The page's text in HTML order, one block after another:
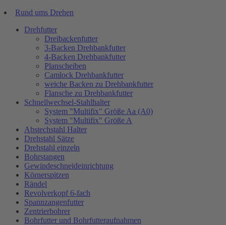
Rund ums Drehen
Drehfutter
Dreibackenfutter
3-Backen Drehbankfutter
4-Backen Drehbankfutter
Planscheiben
Camlock Drehbankfutter
weiche Backen zu Drehbankfutter
Flansche zu Drehbankfutter
Schnellwechsel-Stahlhalter
System "Multifix" Größe Aa (A0)
System "Multifix" Größe A
Abstechstahl Halter
Drehstahl Sätze
Drehstahl einzeln
Bohrstangen
Gewindeschneideinrichtung
Körnerspitzen
Rändel
Revolverkopf 6-fach
Spannzangenfutter
Zentrierbohrer
Bohrfutter und Bohrfutteraufnahmen